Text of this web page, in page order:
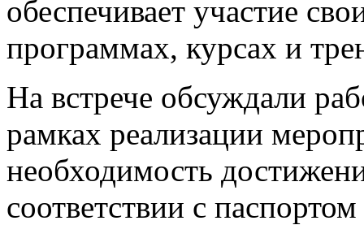
обеспечивает участие
программах, курсах и
На встрече обсуждали
рамках реализации
необходимость
соответствии с